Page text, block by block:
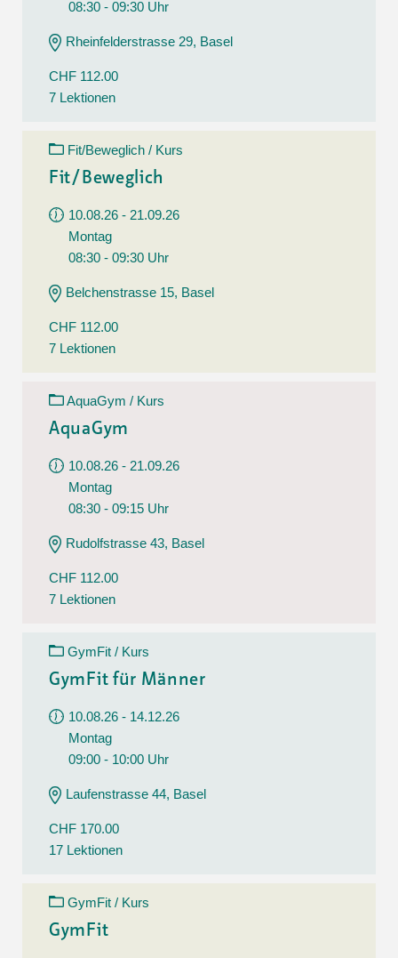
08:30 - 09:30 Uhr
Rheinfelderstrasse 29, Basel
CHF 112.00
7 Lektionen
Fit/Beweglich / Kurs
Fit/Beweglich
10.08.26 - 21.09.26
Montag
08:30 - 09:30 Uhr
Belchenstrasse 15, Basel
CHF 112.00
7 Lektionen
AquaGym / Kurs
AquaGym
10.08.26 - 21.09.26
Montag
08:30 - 09:15 Uhr
Rudolfstrasse 43, Basel
CHF 112.00
7 Lektionen
GymFit / Kurs
GymFit für Männer
10.08.26 - 14.12.26
Montag
09:00 - 10:00 Uhr
Laufenstrasse 44, Basel
CHF 170.00
17 Lektionen
GymFit / Kurs
GymFit